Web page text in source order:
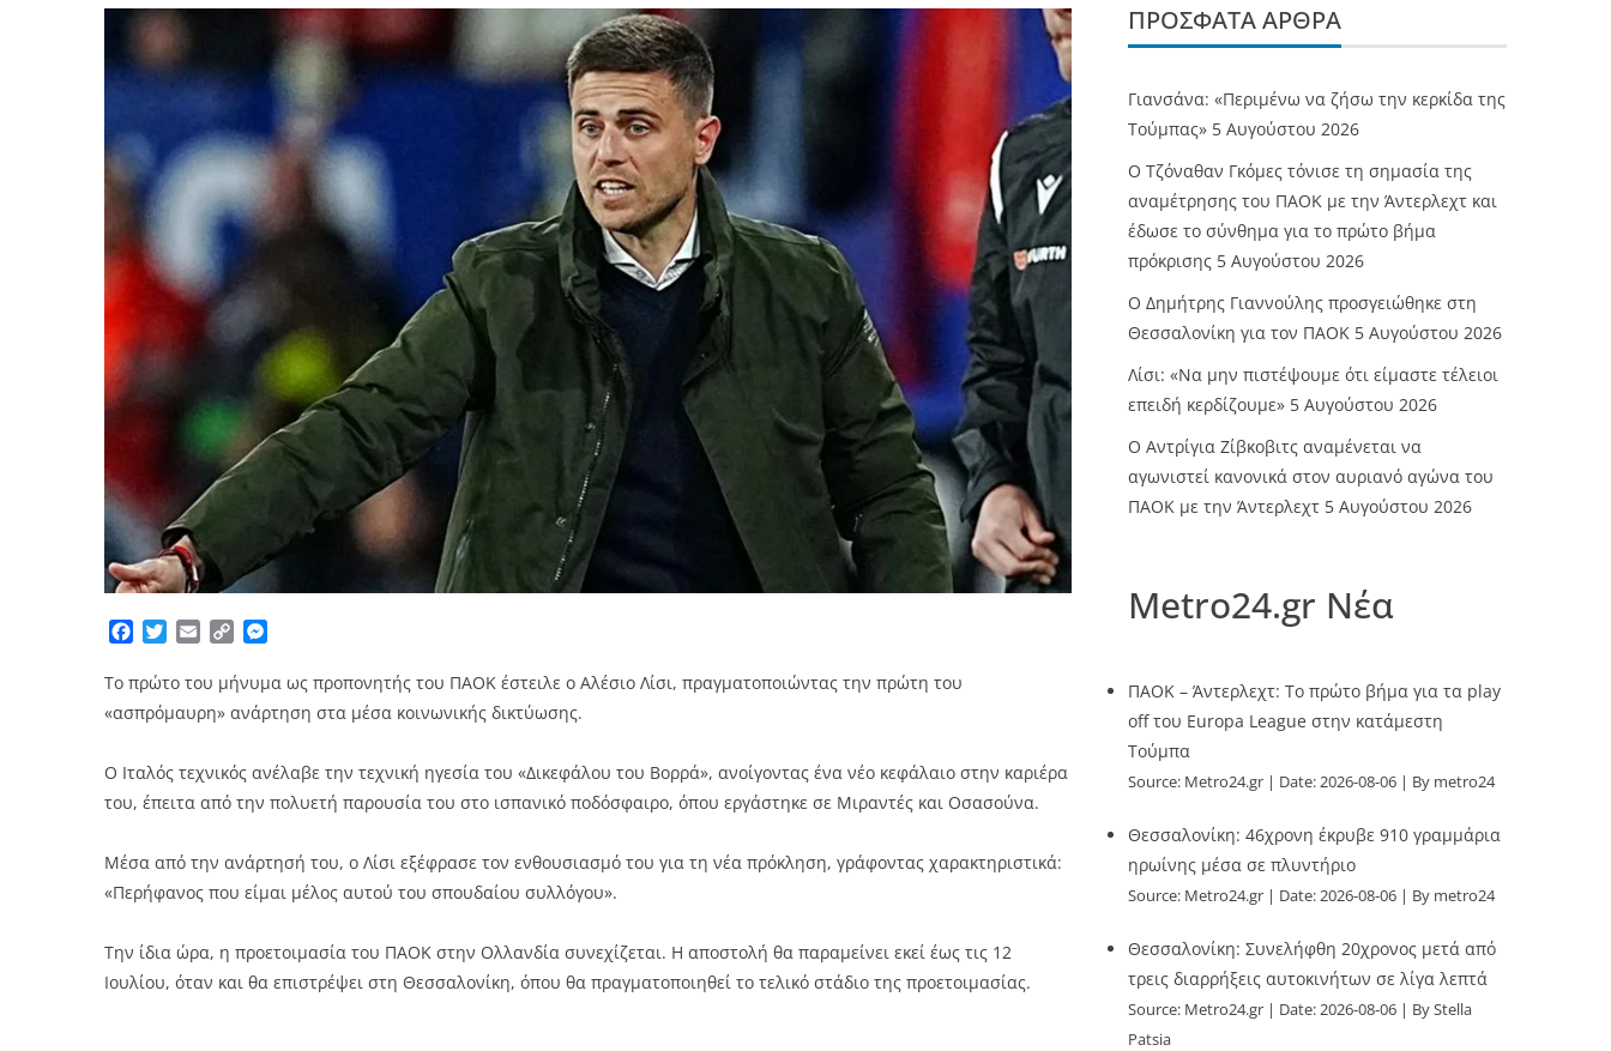
Facebook
TwitterEmailCopy
Το πρώτο του μήνυμα ως προπονητής του ΠΑΟΚ έστειλε ο Αλέσιο Λίσι, πραγματοποιώντας την πρώτη του
«ασπρόμαυρη» ανάρτηση στα μέσα κοινωνικής δικτύωσης.
Ο Ιταλός τεχνικός ανέλαβε την τεχνική ηγεσία του «Δικεφάλου του Βορρά», ανοίγοντας ένα νέο κεφάλαιο στην καριέρα
του, έπειτα από την πολυετή παρουσία του στο ισπανικό ποδόσφαιρο, όπου εργάστηκε σε Μιραντές και Οσασούνα.
Μέσα από την ανάρτησή του, ο Λίσι εξέφρασε τον ενθουσιασμό του για τη νέα πρόκληση, γράφοντας χαρακτηριστικά:
«Περήφανος που είμαι μέλος αυτού του σπουδαίου συλλόγου».
Την ίδια ώρα, η προετοιμασία του ΠΑΟΚ στην Ολλανδία συνεχίζεται. Η αποστολή θα παραμείνει εκεί έως τις 12
Ιουλίου, όταν και θα επιστρέψει στη Θεσσαλονίκη, όπου θα πραγματοποιηθεί το τελικό στάδιο της προετοιμασίας.
ΠΡΌΣΦΑΤΑ ΆΡΘΡΑ
Γιανσάνα: «Περιμένω να ζήσω την κερκίδα της
Τούμπας» 5 Αυγούστου 2026
Ο Τζόναθαν Γκόμες τόνισε τη σημασία της
αναμέτρησης του ΠΑΟΚ με την Άντερλεχτ και
έδωσε το σύνθημα για το πρώτο βήμα
πρόκρισης 5 Αυγούστου 2026
Ο Δημήτρης Γιαννούλης προσγειώθηκε στη
Θεσσαλονίκη για τον ΠΑΟΚ 5 Αυγούστου 2026
Λίσι: «Να μην πιστέψουμε ότι είμαστε τέλειοι
επειδή κερδίζουμε» 5 Αυγούστου 2026
Ο Αντρίγια Ζίβκοβιτς αναμένεται να
αγωνιστεί κανονικά στον αυριανό αγώνα του
ΠΑΟΚ με την Άντερλεχτ 5 Αυγούστου 2026
Metro24.gr Νέα
ΠΑΟΚ – Άντερλεχτ: Το πρώτο βήμα για τα play
off του Europa League στην κατάμεστη
Τούμπα
Source: Metro24.gr Date: 2026-08-06 By metro24
Θεσσαλονίκη: 46χρονη έκρυβε 910 γραμμάρια
ηρωίνης μέσα σε πλυντήριο
Source: Metro24.gr Date: 2026-08-06 By metro24
Θεσσαλονίκη: Συνελήφθη 20χρονος μετά από
τρεις διαρρήξεις αυτοκινήτων σε λίγα λεπτά
Source: Metro24.gr Date: 2026-08-06
By Stella
Patsia